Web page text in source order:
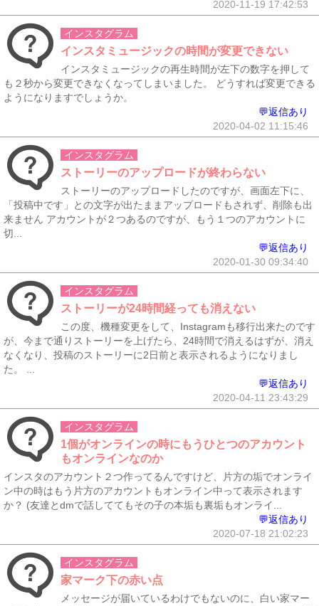
2020-11-19 17:42:53
インスタグラム
インスタミュージックの時間が変更できない
インスタミュージックの再生時間が左下の数字を押して
も２秒から変更できなくなってしまいました。 どうすれば変更できる
ようになりますでしょうか。
💬返信あり
2020-04-02 11:15:46
インスタグラム
ストーリーのアップロードが終わらない
ストーリーのアップロードしたのですが、画面左下に、
「投稿中です」との文字が出たままアップロードもされず、削除も出
来ません アカウントが２つあるのですが、もう１つのアカウントに
切...
💬返信あり
2020-01-30 09:34:40
インスタグラム
ストーリーが24時間経っても消えない
この度、機種変更をして、Instagramも移行出来たのです
が、今まで通りストーリーを上げたら、24時間で消えるはずが、消え
なくなり、投稿のストーリーに2日前と表示されるようになりまし
た。 ...
💬返信あり
2020-04-11 23:43:29
インスタグラム
1個がオンラインの時にもうひとつのアカウント
もオンラインなのか
インスタのアカウント２つ作ってるんですけど、片方の垢でオンライ
ン中の時はもう片方のアカウントもオンライン中って表示されます
か？ (友達とdmで話しててもその子の本垢も裏垢もオンライ...
💬返信あり
2020-07-18 21:02:23
インスタグラム
家マーク下の赤い点
メッセージが届いているわけでもないのに、白い家マー